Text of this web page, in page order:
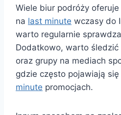
Wiele biur podróży
na last minute wczasy do
warto regularnie
Dodatkowo, warto
oraz grupy na mediach
gdzie często pojawiają
minute promocjach.